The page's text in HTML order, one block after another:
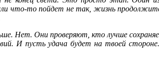
что-то пойдет не так, жизнь
Нет. Они проверяют, кто лучше
И пусть удача будет на твоей